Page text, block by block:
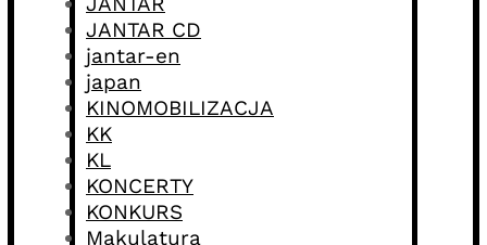
JANTAR CD
jantar-en
japan
KINOMOBILIZACJA
KK
KL
KONCERTY
KONKURS
Makulatura